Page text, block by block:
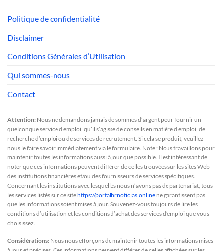
Politique de confidentialité
Disclaimer
Conditions Générales d’Utilisation
Qui sommes-nous
Contact
Attention: Nous ne demandons jamais de sommes d’argent pour fournir un
quelconque service d’emploi, qu’il s’agisse de conseils en matière d’emploi, de
recherche d’emploi ou de services de recrutement. Si cela se produit, veuillez
nous le faire savoir immédiatement via le formulaire. Note : Nous travaillons pour
maintenir toutes les informations aussi à jour que possible. Il est intéressant de
noter que ces informations peuvent différer de celles trouvées sur les sites Web
des institutions financières et/ou des fournisseurs de services spécifiques.
Concernant les institutions avec lesquelles nous n’avons pas de partenariat, tous
les services listés sur ce sitehttps://portalbrnoticias.online ne garantissent pas
que les informations soient mises à jour. Souvenez-vous toujours de lire les
conditions d’utilisation et les conditions d’achat des services d’emploi que vous
choisissez.
Considérations: Nous nous efforçons de maintenir toutes les informations mises